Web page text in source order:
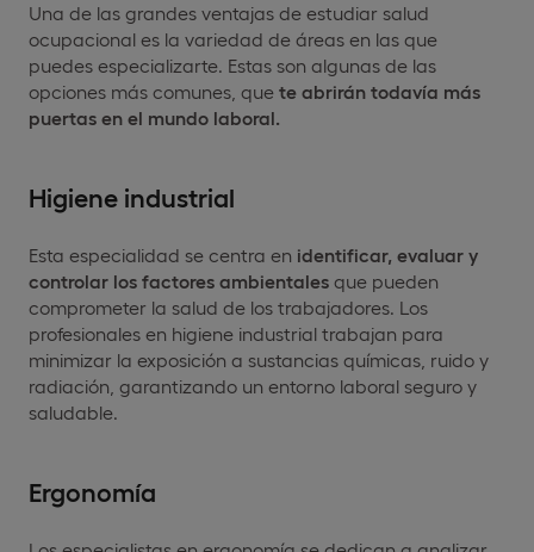
Una de las grandes ventajas de estudiar salud
ocupacional es la variedad de áreas en las que
puedes especializarte. Estas son algunas de las
opciones más comunes, que te abrirán todavía más
puertas en el mundo laboral.
Higiene industrial
Esta especialidad se centra en identificar, evaluar y
controlar los factores ambientales que pueden
comprometer la salud de los trabajadores. Los
profesionales en higiene industrial trabajan para
minimizar la exposición a sustancias químicas, ruido y
radiación, garantizando un entorno laboral seguro y
saludable.
Ergonomía